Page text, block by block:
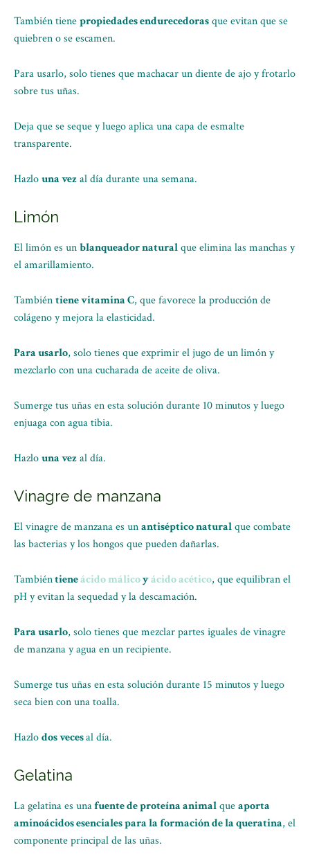
También tienepropiedades endurecedorasque evitan que se
quiebren o se escamen.
Para usarlo, solo tienes que machacar un diente de ajo y frotarlo
sobre tus uñas.
Deja que se seque y luego aplica una capa de esmalte
transparente.
Hazlouna vezal día durante una semana.
Limón
El limón es unblanqueador naturalque elimina las manchas y
el amarillamiento.
Tambiéntiene vitamina C, que favorece la producción de
colágeno y mejora la elasticidad.
Para usarlo, solo tienes que exprimir el jugo de un limón y
mezclarlo con una cucharada de aceite de oliva.
Sumerge tus uñas en esta solución durante 10 minutos y luego
enjuaga con agua tibia.
Hazlouna vezal día.
Vinagre de manzana
El vinagre de manzana es unantiséptico naturalque combate
las bacterias y los hongos que pueden dañarlas.
Tambiéntieneácido málicoyácido acético, que equilibran el
pH y evitan la sequedad y la descamación.
Para usarlo, solo tienes que mezclar partes iguales de vinagre
de manzana y agua en un recipiente.
Sumerge tus uñas en esta solución durante 15 minutos y luego
seca bien con una toalla.
Hazlodos vecesal día.
Gelatina
La gelatina es unafuente de proteína animalqueaporta
aminoácidos esenciales para la formación de la queratina, el
componente principal de las uñas.